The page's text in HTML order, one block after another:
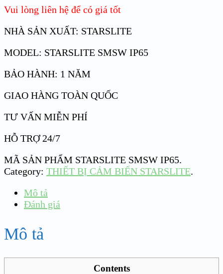
Vui lòng liên hệ để có giá tốt
NHÀ SẢN XUẤT: STARSLITE
MODEL: STARSLITE SMSW IP65
BẢO HÀNH: 1 NĂM
GIAO HÀNG TOÀN QUỐC
TƯ VẤN MIỄN PHÍ
HỖ TRỢ 24/7
MÃ SẢN PHẨM STARSLITE SMSW IP65.
Category: THIẾT BỊ CẢM BIẾN STARSLITE.
Mô tả
Đánh giá
Mô tả
Contents